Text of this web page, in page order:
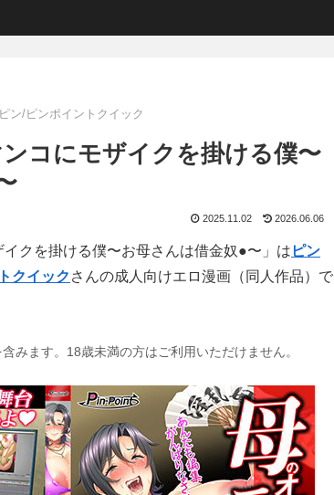
ン/ピンポイントクイック
ンコにモザイクを掛ける僕〜
2025.11.02 2026.06.06
イクを掛ける僕〜お母さんは借金奴●〜」は ピン
クイック さんの成人向けエロ漫画（同人作品）で
みます。18歳未満の方はご利用いただけません。